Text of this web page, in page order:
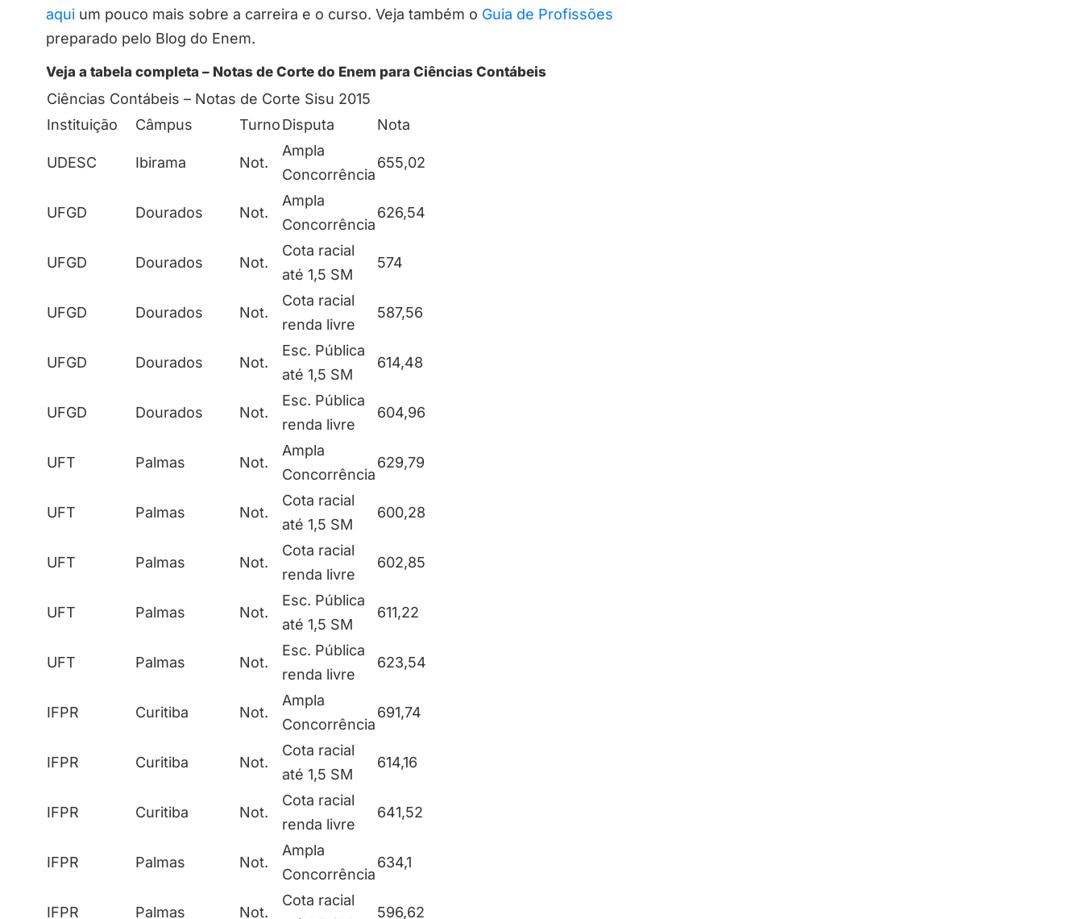
aqui um pouco mais sobre a carreira e o curso. Veja também o Guia de Profissões
preparado pelo Blog do Enem.
Veja a tabela completa – Notas de Corte do Enem para Ciências Contábeis
Ciências Contábeis – Notas de Corte Sisu 2015
Instituição
Câmpus TurnoDisputa Nota
UDESC Ibirama Not.
Ampla
Concorrência
655,02
UFGD Dourados Not.
Ampla
Concorrência
626,54
UFGD Dourados Not.
Cota racial
até 1,5 SM
574
UFGD Dourados Not.
Cota racial
renda livre
587,56
UFGD Dourados Not.
Esc. Pública
até 1,5 SM
614,48
UFGD Dourados Not.
Esc. Pública
renda livre
604,96
UFT Palmas Not.
Ampla
Concorrência
629,79
UFT Palmas Not.
Cota racial
até 1,5 SM
600,28
UFT Palmas Not.
Cota racial
renda livre
602,85
UFT Palmas Not.
Esc. Pública
até 1,5 SM
611,22
UFT Palmas Not.
Esc. Pública
renda livre
623,54
IFPR Curitiba Not.
Ampla
Concorrência
691,74
IFPR Curitiba Not.
Cota racial
até 1,5 SM
614,16
IFPR Curitiba Not.
Cota racial
renda livre
641,52
IFPR Palmas Not.
Ampla
Concorrência
634,1
IFPR Palmas Not.
Cota racial
596,62